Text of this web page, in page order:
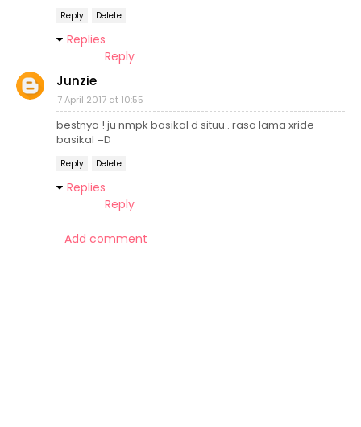
Reply Delete
Replies
Reply
Junzie
7 April 2017 at 10:55
bestnya ! ju nmpk basikal d situu.. rasa lama xride
basikal =D
Reply Delete
Replies
Reply
Add comment